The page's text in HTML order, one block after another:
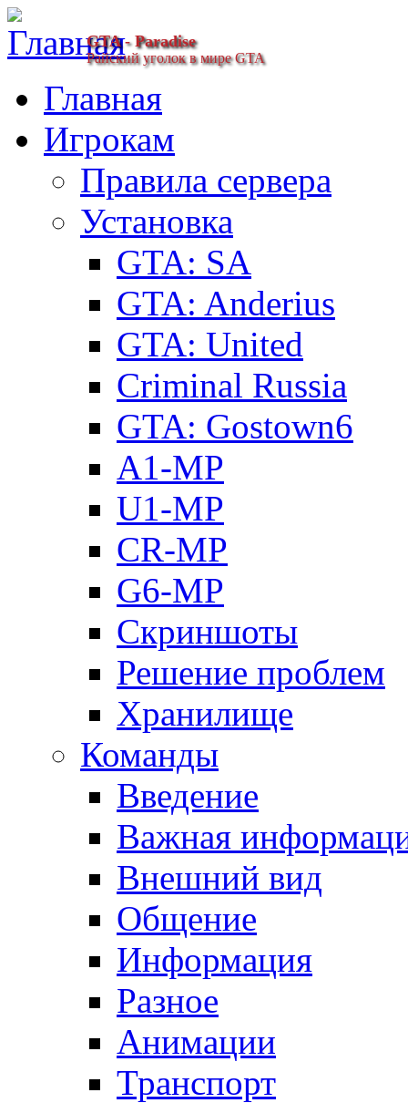
GTA - Paradise
Райский уголок в мире GTA
Главная
Игрокам
Правила сервера
Установка
GTA: SA
GTA: Anderius
GTA: United
Criminal Russia
GTA: Gostown6
A1-MP
U1-MP
CR-MP
G6-MP
Скриншоты
Решение проблем
Хранилище
Команды
Введение
Важная
Внешний вид
Общение
Информация
Разное
Анимации
Транспорт